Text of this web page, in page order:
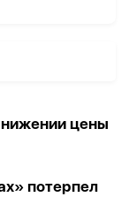
цены
потерпел